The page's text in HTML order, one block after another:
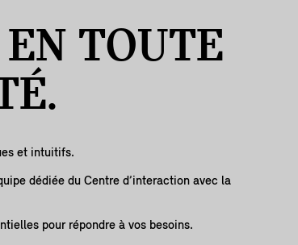
TOUTE
et intuitifs.
dédiée du Centre d’interaction avec la
pour répondre à vos besoins.